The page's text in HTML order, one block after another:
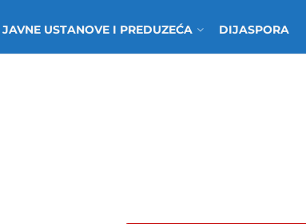
JAVNE USTANOVE I PREDUZEĆA DIJASPORA